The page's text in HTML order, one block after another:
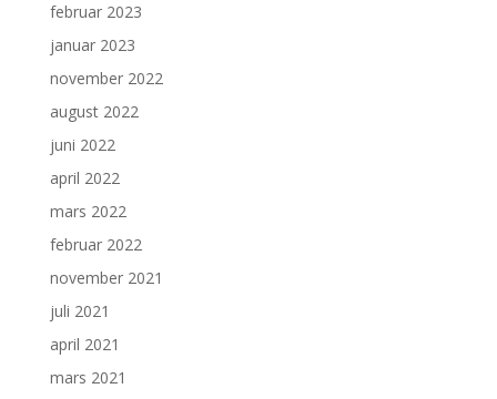
februar 2023
januar 2023
november 2022
august 2022
juni 2022
april 2022
mars 2022
februar 2022
november 2021
juli 2021
april 2021
mars 2021